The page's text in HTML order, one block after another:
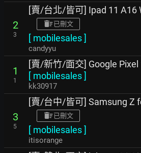
2
3
[賣/台北/皆可] Ipad 11 A16
已刪文
[ mobilesales]
candyyu
1
1
[賣/新竹/面交] Google Pixel
[ mobilesales]
kk30917
3
5
[賣/台中/皆可] Samsung Z
已刪文
[ mobilesales]
itisorange